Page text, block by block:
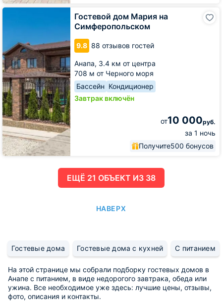
Гостевой дом Мария на
Симферопольском
9.8 88 отзывов гостей
Анапа, 3.4 км от центра
708 м от Черного моря
Бассейн Кондиционер
Завтрак включён
от10 000руб.
за 1 ночь
Получите500 бонусов
Гостевой
Симферопольском
ЕЩË 21 ОБЪЕКТ ИЗ 38
НАВЕРХ
Гостевые дома Гостевые дома с кухней С питанием
На этой странице мы собрали подборку гостевых домов в
Анапе с питанием, в виде недорогого завтрака, обеда или
ужина. Все необходимое уже здесь: лучшие цены, отзывы,
фото, описания и контакты.